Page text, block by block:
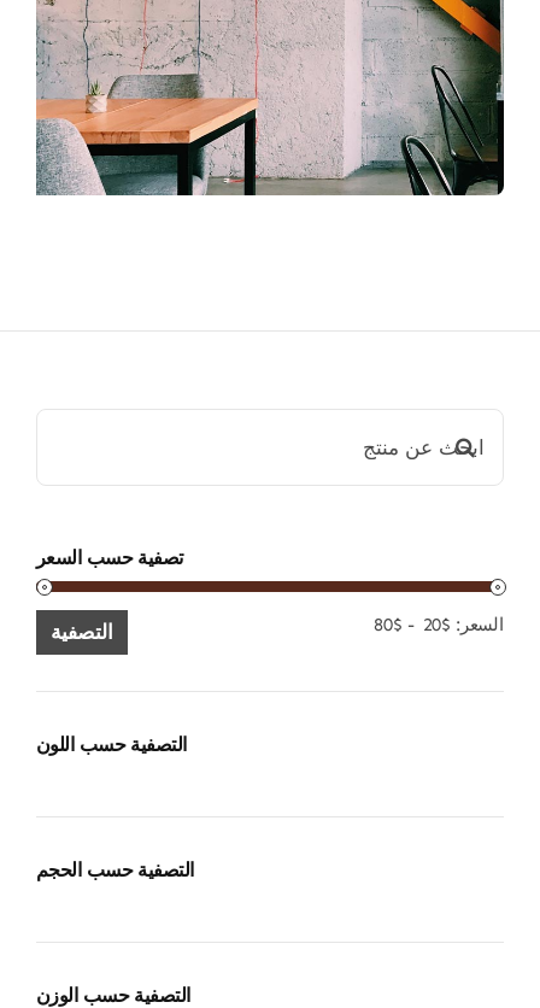
عن:
تصفية حسب السعر
الحد
للسعر
الحد
للسعر
التصفية السعر: $20
-
$80
التصفية حسب اللون
التصفية حسب الحجم
التصفية حسب الوزن